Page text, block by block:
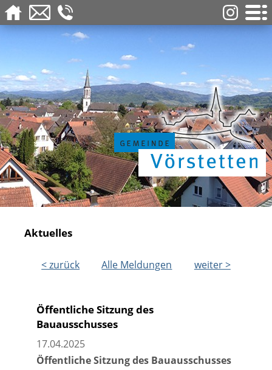
Aktuelles
< zurück Alle Meldungen weiter >
Öffentliche Sitzung des
Bauausschusses
17.04.2025
Öffentliche Sitzung des Bauausschusses